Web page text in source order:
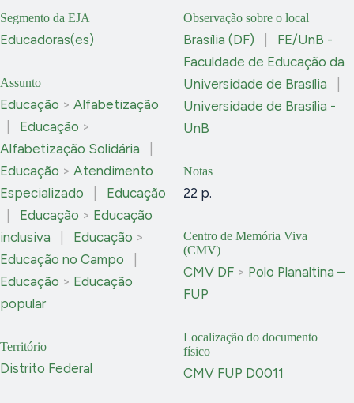
Segmento da EJA
Educadoras(es)
Assunto
Educação > Alfabetização
Educação >
Alfabetização Solidária
Educação > Atendimento
Especializado
Educação
Educação > Educação
inclusiva
Educação >
Educação no Campo
Educação > Educação
popular
Território
Distrito Federal
Observação sobre o local
Brasília (DF)
FE/UnB -
Faculdade de Educação da
Universidade de Brasília
Universidade de Brasília -
UnB
Notas
22 p.
Centro de Memória Viva
(CMV)
CMV DF > Polo Planaltina –
FUP
Localização do documento
físico
CMV FUP D0011